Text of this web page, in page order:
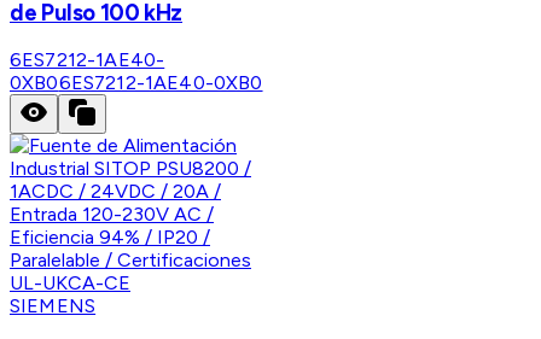
de Pulso 100 kHz
6ES7212-1AE40-
0XB06ES7212-1AE40-0XB0
SIEMENS